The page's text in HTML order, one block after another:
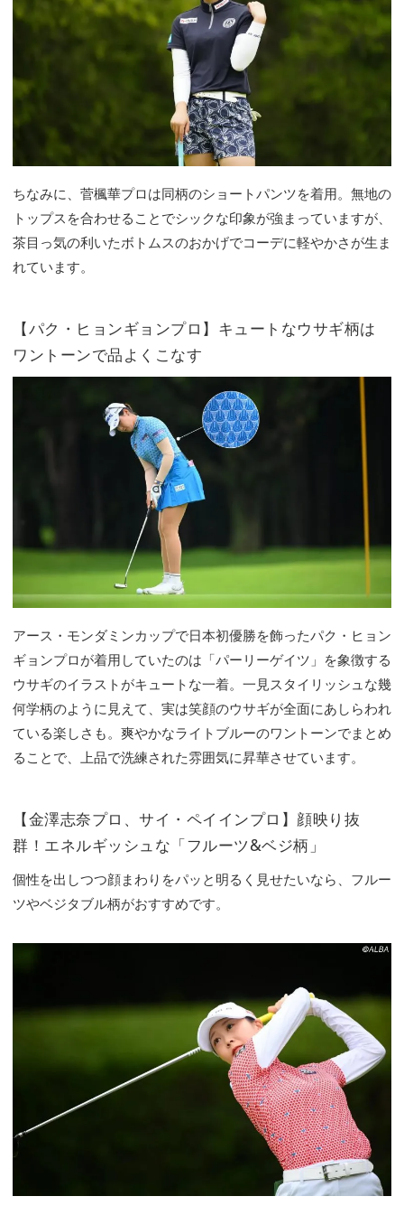
ちなみに、菅楓華プロは同柄のショートパンツを着用。無地の
トップスを合わせることでシックな印象が強まっていますが、
茶目っ気の利いたボトムスのおかげでコーデに軽やかさが生ま
れています。
【パク・ヒョンギョンプロ】キュートなウサギ柄は
ワントーンで品よくこなす
アース・モンダミンカップで日本初優勝を飾ったパク・ヒョン
ギョンプロが着用していたのは「パーリーゲイツ」を象徴する
ウサギのイラストがキュートな一着。一見スタイリッシュな幾
何学柄のように見えて、実は笑顔のウサギが全面にあしらわれ
ている楽しさも。爽やかなライトブルーのワントーンでまとめ
ることで、上品で洗練された雰囲気に昇華させています。
【金澤志奈プロ、サイ・ペイインプロ】顔映り抜
群！エネルギッシュな「フルーツ&ベジ柄」
個性を出しつつ顔まわりをパッと明るく見せたいなら、フルー
ツやベジタブル柄がおすすめです。